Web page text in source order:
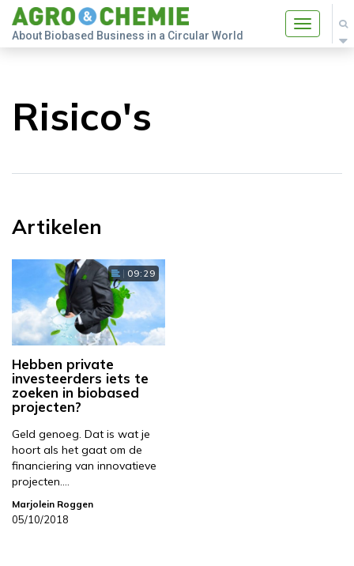
Toggle
About Biobased Business in a Circular World
Risico's
Artikelen
09:29
Hebben private
investeerders iets te
zoeken in biobased
projecten?
Geld genoeg. Dat is wat je
hoort als het gaat om de
financiering van innovatieve
projecten.…
Marjolein Roggen
05/10/2018